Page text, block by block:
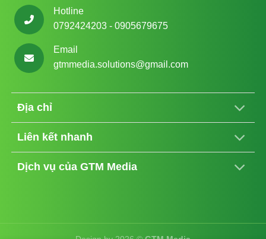
Hotline
0792424203 - 0905679675
Email
gtmmedia.solutions@gmail.com
Địa chỉ
Liên kết nhanh
Dịch vụ của GTM Media